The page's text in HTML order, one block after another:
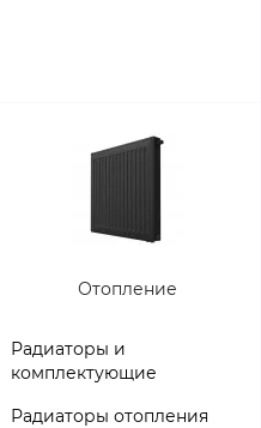
Отопление
Радиаторы и
комплектующие
Радиаторы отопления